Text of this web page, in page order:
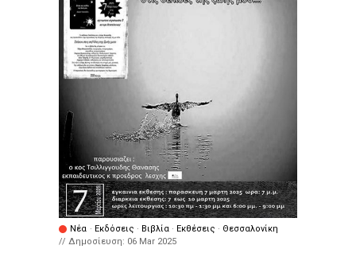
Νέα · Εκδόσεις · Βιβλία · Εκθέσεις · Θεσσαλονίκη
// Δημοσίευση: 06 Mar 2025